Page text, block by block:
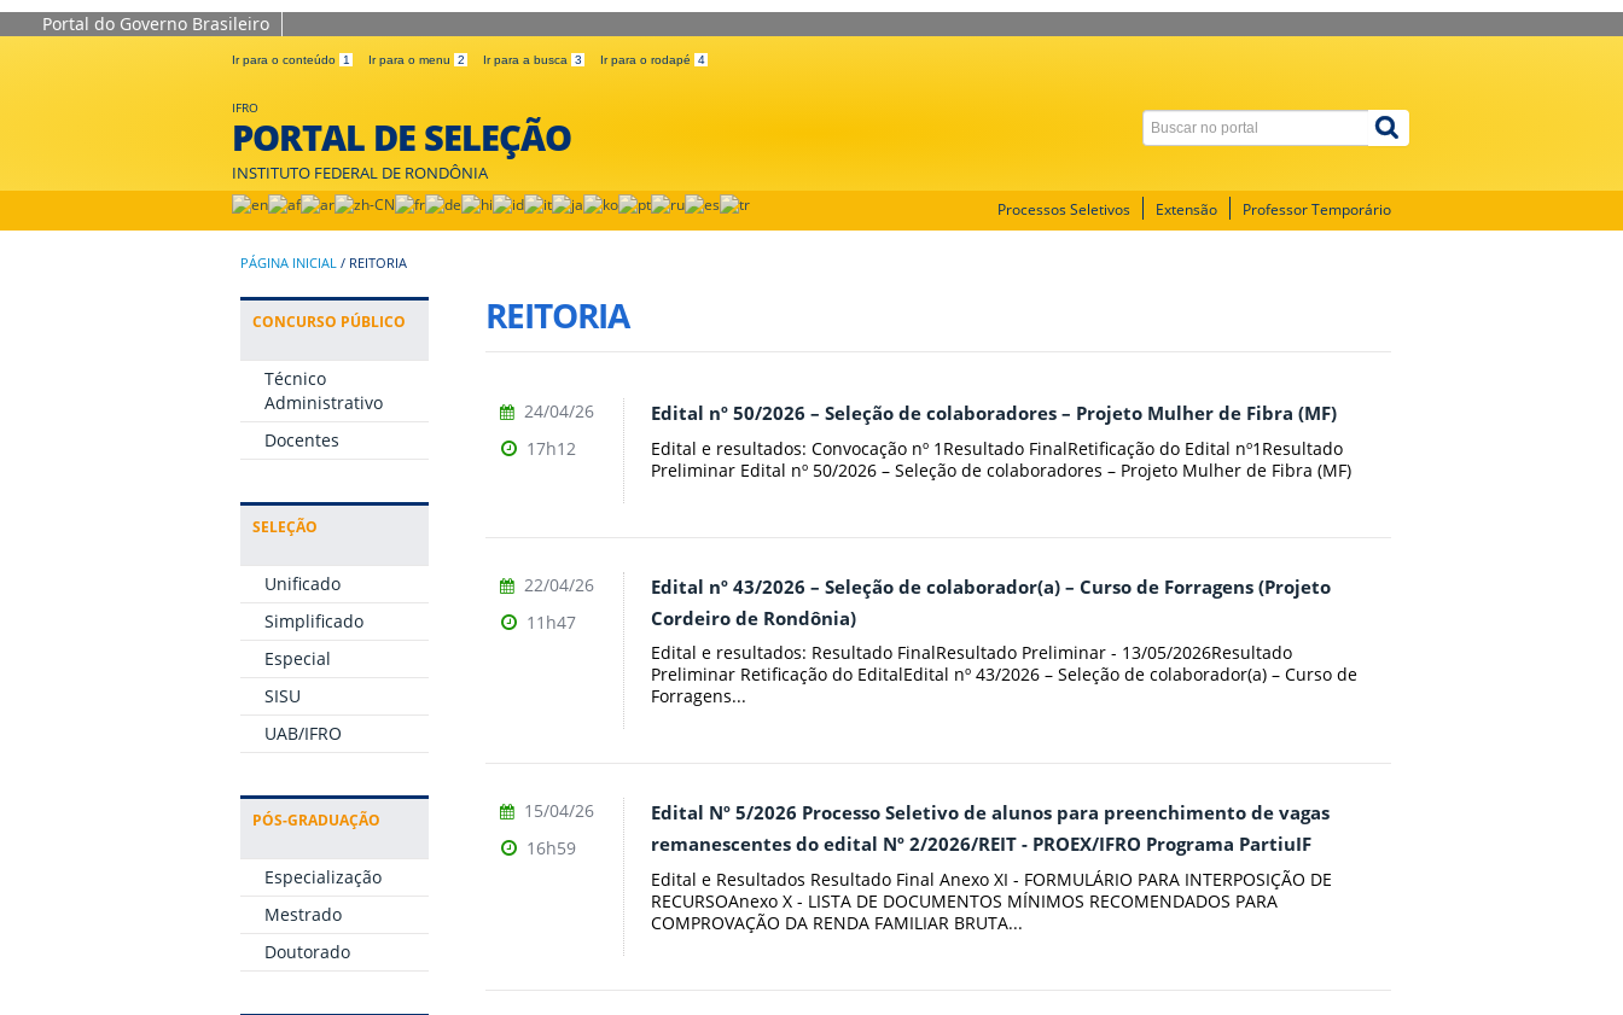
Portal do Governo Brasileiro
Ir para o conteúdo 1 Ir para o menu 2 Ir para a busca 3 Ir para o rodapé 4
IFRO
PORTAL DE SELEÇÃO
INSTITUTO FEDERAL DE RONDÔNIA
Processos Seletivos Extensão Professor Temporário
PÁGINA INICIAL / REITORIA
CONCURSO PÚBLICO
Técnico
Administrativo
Docentes
SELEÇÃO
Unificado
Simplificado
Especial
SISU
UAB/IFRO
PÓS-GRADUAÇÃO
Especialização
Mestrado
Doutorado
REITORIA
Edital nº 50/2026 – Seleção de colaboradores – Projeto Mulher de Fibra (MF)
Edital e resultados: Convocação nº 1Resultado FinalRetificação do Edital nº1Resultado
Preliminar Edital nº 50/2026 – Seleção de colaboradores – Projeto Mulher de Fibra (MF)
24/04/26
17h12
Edital nº 43/2026 – Seleção de colaborador(a) – Curso de Forragens (Projeto
Cordeiro de Rondônia)
Edital e resultados: Resultado FinalResultado Preliminar - 13/05/2026Resultado
Preliminar Retificação do EditalEdital nº 43/2026 – Seleção de colaborador(a) – Curso de
Forragens...
22/04/26
11h47
Edital Nº 5/2026 Processo Seletivo de alunos para preenchimento de vagas
remanescentes do edital Nº 2/2026/REIT - PROEX/IFRO Programa PartiuIF
Edital e Resultados Resultado Final Anexo XI - FORMULÁRIO PARA INTERPOSIÇÃO DE
RECURSOAnexo X - LISTA DE DOCUMENTOS MÍNIMOS RECOMENDADOS PARA
COMPROVAÇÃO DA RENDA FAMILIAR BRUTA...
15/04/26
16h59